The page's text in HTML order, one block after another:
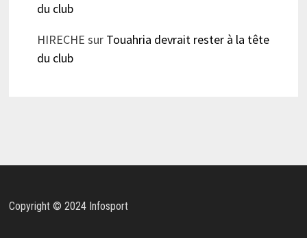
du club
HIRECHE sur Touahria devrait rester à la tête
du club
Copyright © 2024 Infosport